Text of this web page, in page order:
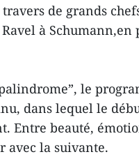
de grands
à Schumann,en
le
dans lequel le
Entre beauté,
avec la suivante.